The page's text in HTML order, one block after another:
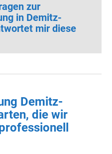
zur
in Demitz-
mir diese
Demitz-
die wir